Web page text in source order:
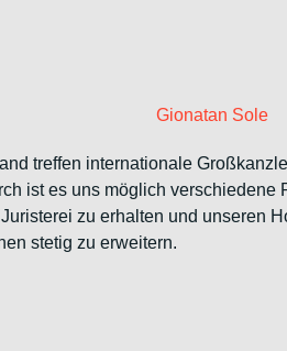
Gionatan Sole
treffen internationale
ist es uns möglich verschiedene
zu erhalten und unseren
stetig zu erweitern.